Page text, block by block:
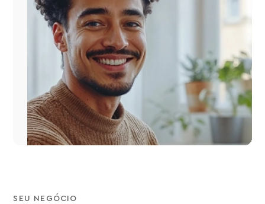
SEU NEGÓCIO